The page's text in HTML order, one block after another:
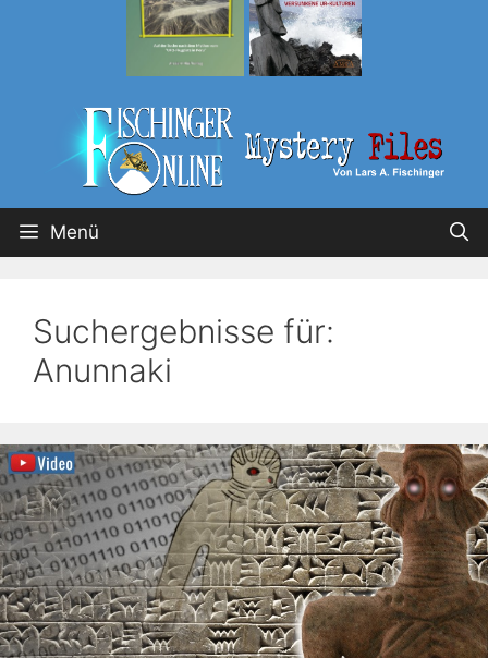
Menü
Suchergebnisse für:
Anunnaki